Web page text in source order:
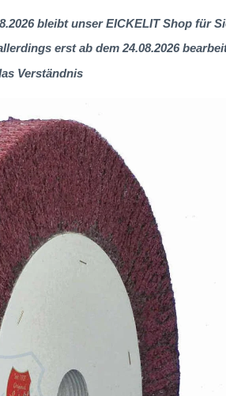
bleibt unser EICKELIT Shop für
erst ab dem 24.08.2026
Verständnis